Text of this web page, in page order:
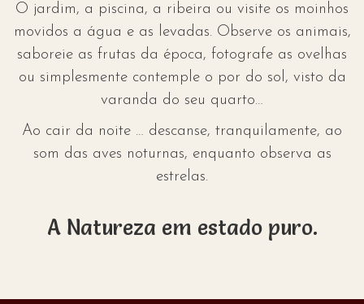
O jardim, a piscina, a ribeira ou visite os moinhos
movidos a água e as levadas. Observe os animais,
saboreie as frutas da época, fotografe as ovelhas
ou simplesmente contemple o por do sol, visto da
varanda do seu quarto…
Ao cair da noite … descanse, tranquilamente, ao
som das aves noturnas, enquanto observa as
estrelas.
A Natureza em estado puro.